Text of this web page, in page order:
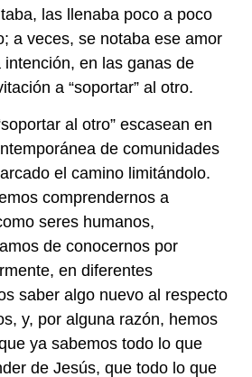
las llenaba poco a poco
a veces, se notaba ese amor
en las ganas de
a “soportar” al otro.
al otro” escasean en
de comunidades
el camino limitándolo.
comprendernos a
seres humanos,
de conocernos por
en diferentes
saber algo nuevo al respecto
y, por alguna razón, hemos
ya sabemos todo lo que
de Jesús, que todo lo que